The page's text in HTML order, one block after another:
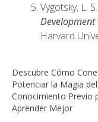
Vygotsky, L.
Development
Harvard
Descubre Cómo
Potenciar la Magia del
Conocimiento Previo
Aprender Mejor